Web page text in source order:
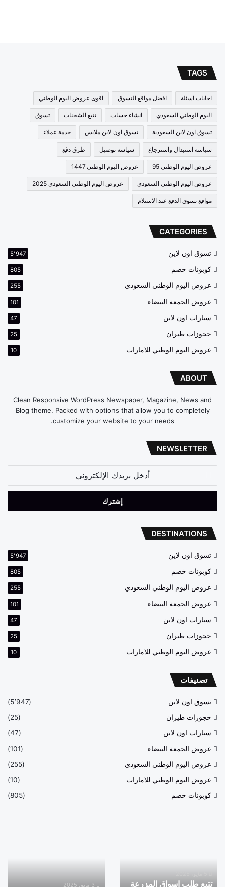
TAGS
اجابات اسئلة افضل مواقع التسوق اقوى عروض اليوم الوطني
اليوم الوطني السعودي انشاء حساب تتبع الشحنات تسوق
تسوق اون لاين السعودية تسوق اون لاين ملابس خدمة عملاء
سياسة استبدال واسترجاع سياسة توصيل طرق دفع
عروض اليوم الوطني 95 عروض اليوم الوطني 1447
عروض اليوم الوطني السعودي عروض اليوم الوطني السعودي 2025
مواقع تسوق الدفع عند الاستلام
CATEGORIES
تسوق اون لاين 5٬947
كوبونات خصم 805
عروض اليوم الوطني السعودي 255
عروض الجمعة البيضاء 101
سيارات اون لاين 47
حجوزات طيران 25
عروض اليوم الوطني للامارات 10
ABOUT
Clean Responsive WordPress Newspaper, Magazine, News and
Blog theme. Packed with options that allow you to completely
customize your website to your needs.
NEWSLETTER
الإلكتروني
DESTINATIONS
تسوق اون لاين 5٬947
كوبونات خصم 805
عروض اليوم الوطني السعودي 255
عروض الجمعة البيضاء 101
سيارات اون لاين 47
حجوزات طيران 25
عروض اليوم الوطني للامارات 10
تصنيفات
تسوق اون لاين
(5٬947)
حجوزات طيران
(25)
سيارات اون لاين
(47)
عروض الجمعة البيضاء
(101)
عروض اليوم الوطني السعودي
(255)
عروض اليوم الوطني للامارات
(10)
كوبونات خصم
(805)
خلال
تتبع طلب اسواق المزرعة
واتساب
3 مايو، 2025